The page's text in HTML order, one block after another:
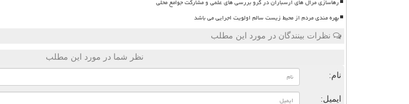
بهره مندی مردم از محیط زیست سالم اولویت اجرایی می باشد
نظرات بینندگان در مورد این مطلب
نظر شما در مورد این مطلب
نام:
ایمیل: